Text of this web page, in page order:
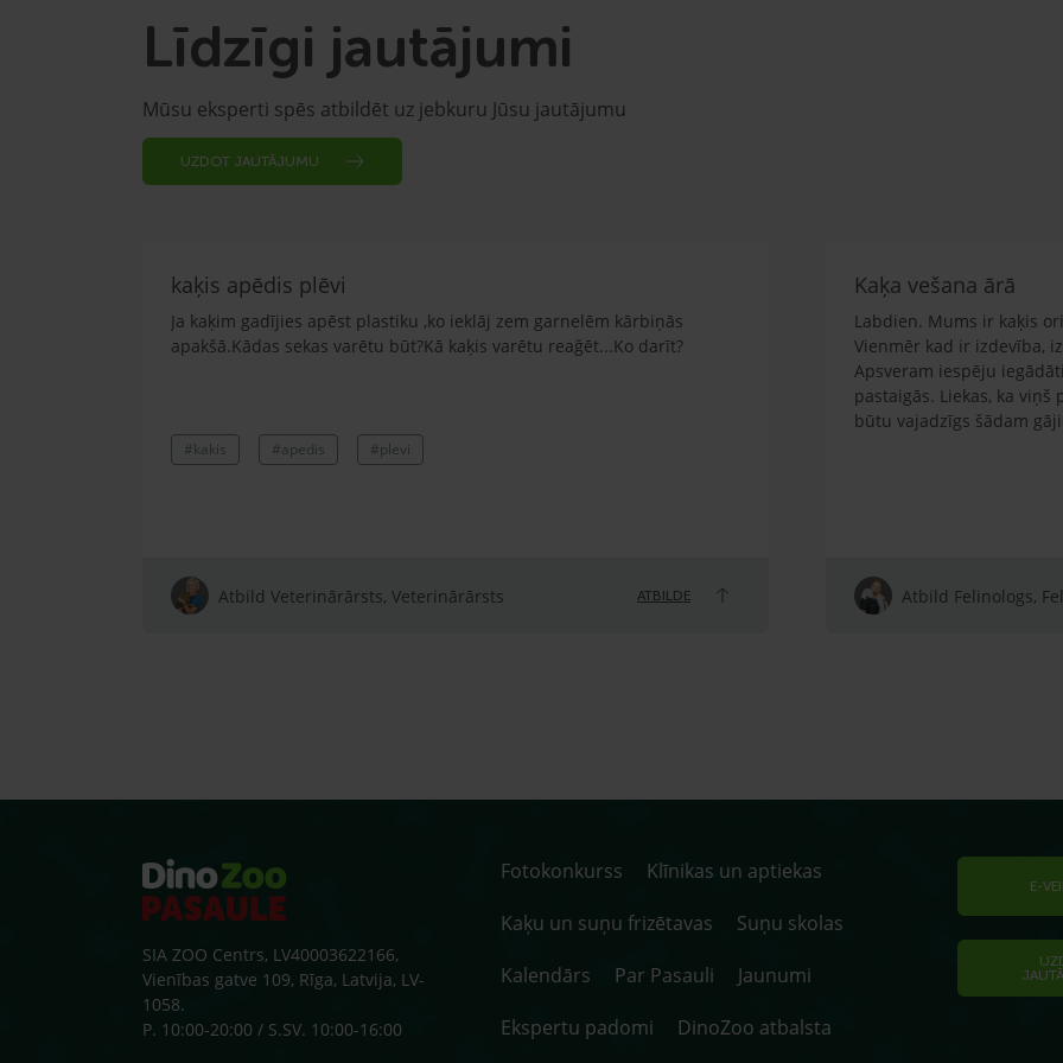
Līdzīgi jautājumi
Mūsu eksperti spēs atbildēt uz jebkuru Jūsu jautājumu
UZDOT JAUTĀJUMU
kaķis apēdis plēvi
Ja kaķim gadījies apēst plastiku ,ko ieklāj zem garnelēm kārbiņās
apakšā.Kādas sekas varētu būt?Kā kaķis varētu reağēt...Ko darīt?
#kakis #apedis #plevi
Atbild Veterinārārsts, Veterinārārsts ATBILDE
Kaķa vešana ārā
Labdien. Mums ir kaķis
Vienmēr kad ir izdevība,
Apsveram iespēju
pastaigās. Liekas, ka
būtu vajadzīgs šādam
Atbild Felinologs,
SIA ZOO Centrs, LV40003622166,
Vienības gatve 109, Rīga, Latvija, LV-
1058.
P. 10:00-20:00 / S.SV. 10:00-16:00
Fotokonkurss
Klīnikas un aptiekas
Kaķu un suņu frizētavas
Suņu skolas
Kalendārs
Par Pasauli
Jaunumi
Ekspertu padomi
DinoZoo atbalsta
E-